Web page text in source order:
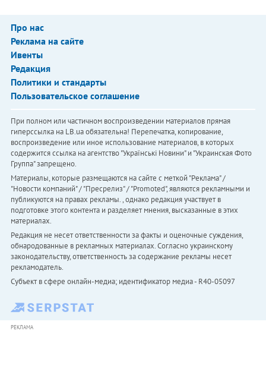
Про нас
Реклама на сайте
Ивенты
Редакция
Политики и стандарты
Пользовательское соглашение
При полном или частичном воспроизведении материалов прямая
гиперссылка на LB.ua обязательна! Перепечатка, копирование,
воспроизведение или иное использование материалов, в которых
содержится ссылка на агентство "Українськi Новини" и "Украинская Фото
Группа" запрещено.
Материалы, которые размещаются на сайте с меткой "Реклама" /
"Новости компаний" / "Пресрелиз" / "Promoted", являются рекламными и
публикуются на правах рекламы. , однако редакция участвует в
подготовке этого контента и разделяет мнения, высказанные в этих
материалах.
Редакция не несет ответственности за факты и оценочные суждения,
обнародованные в рекламных материалах. Согласно украинскому
законодательству, ответственность за содержание рекламы несет
рекламодатель.
Субъект в сфере онлайн-медиа; идентификатор медиа - R40-05097
РЕКЛАМА